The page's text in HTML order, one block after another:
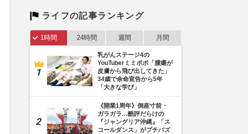
ライフの記事ランキング
1時間 24時間 週間 月間
乳がんステージ4の
YouTuberミミポポ「腫瘍が
皮膚から飛び出してきた」
34歳で余命宣告から5年
「大きな学び」
《開業1周年》倒産寸前・
ガラガラ…酷評だらけの
『ジャングリア沖縄』「ス
コールダンス」がプチバズ